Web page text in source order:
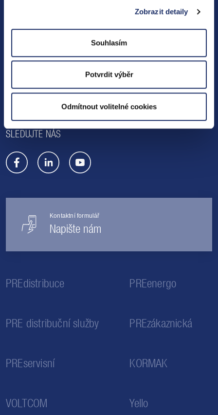
Zobrazit detaily
Souhlasím
Potvrdit výběr
Odmítnout volitelné cookies
Fakturace
SLEDUJTE NÁS
Kontaktní formulář
Napište nám
PREdistribuce PREenergo
PRE distribuční služby PREzákaznická
PREservisní KORMAK
VOLTCOM Yello